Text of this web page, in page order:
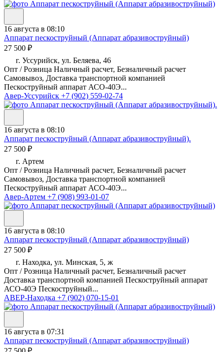
16 августа в 08:10
Аппарат пескоструйный (Аппарат абразивоструйный)
27 500 ₽
г. Уссурийск, ул. Беляева, 46
Опт / Розница Наличный расчет, Безналичный расчет
Самовывоз, Доставка транспортной компанией
Пескоструйный аппарат АСО-40Э...
Авер-Уссурийск +7 (902) 559-02-74
16 августа в 08:10
Аппарат пескоструйный (Аппарат абразивоструйный).
27 500 ₽
г. Артем
Опт / Розница Наличный расчет, Безналичный расчет
Самовывоз, Доставка транспортной компанией
Пескоструйный аппарат АСО-40Э...
Авер-Артем +7 (908) 993-01-07
16 августа в 08:10
Аппарат пескоструйный (Аппарат абразивоструйный)
27 500 ₽
г. Находка, ул. Минская, 5, ж
Опт / Розница Наличный расчет, Безналичный расчет
Доставка транспортной компанией Пескоструйный аппарат
АСО-40Э Пескоструйный...
АВЕР-Находка +7 (902) 070-15-01
16 августа в 07:31
Аппарат пескоструйный (Аппарат абразивоструйный)